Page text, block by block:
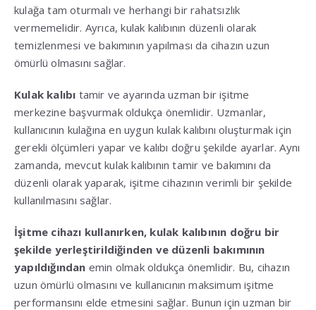
kulağa tam oturmalı ve herhangi bir rahatsızlık
vermemelidir. Ayrıca, kulak kalıbının düzenli olarak
temizlenmesi ve bakımının yapılması da cihazın uzun
ömürlü olmasını sağlar.
Kulak kalıbı tamir ve ayarında uzman bir işitme
merkezine başvurmak oldukça önemlidir. Uzmanlar,
kullanıcının kulağına en uygun kulak kalıbını oluşturmak için
gerekli ölçümleri yapar ve kalıbı doğru şekilde ayarlar. Aynı
zamanda, mevcut kulak kalıbının tamir ve bakımını da
düzenli olarak yaparak, işitme cihazının verimli bir şekilde
kullanılmasını sağlar.
İşitme cihazı kullanırken, kulak kalıbının doğru bir
şekilde yerleştirildiğinden ve düzenli bakımının
yapıldığından emin olmak oldukça önemlidir. Bu, cihazın
uzun ömürlü olmasını ve kullanıcının maksimum işitme
performansını elde etmesini sağlar. Bunun için uzman bir